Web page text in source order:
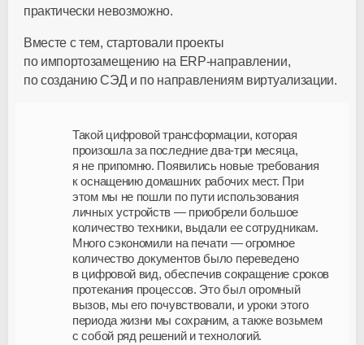
практически невозможно.
Вместе с тем, стартовали проекты
по импортозамещению на ERP-направлении,
по созданию СЭД и по направлениям виртуализации.
Такой цифровой трансформации, которая
произошла за последние два-три месяца,
я не припомню. Появились новые требования
к оснащению домашних рабочих мест. При
этом мы не пошли по пути использования
личных устройств — приобрели большое
количество техники, выдали ее сотрудникам.
Много сэкономили на печати — огромное
количество документов было переведено
в цифровой вид, обеспечив сокращение сроков
протекания процессов. Это был огромный
вызов, мы его почувствовали, и уроки этого
периода жизни мы сохраним, а также возьмем
с собой ряд решений и технологий.